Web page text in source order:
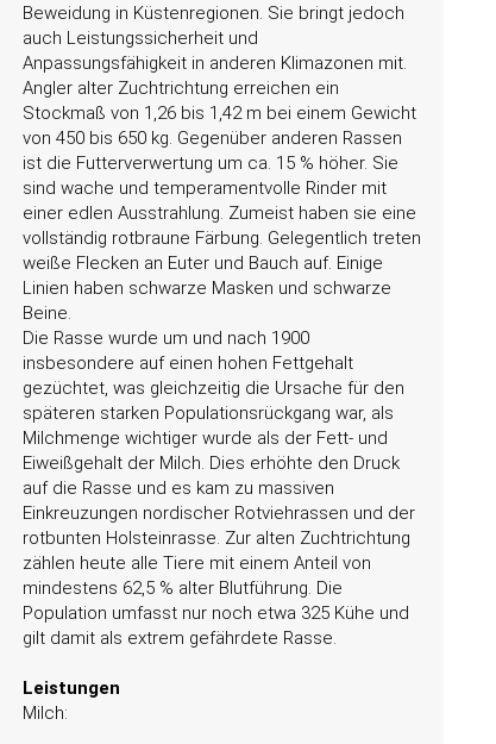
Beweidung in Küstenregionen. Sie bringt jedoch
auch Leistungssicherheit und
Anpassungsfähigkeit in anderen Klimazonen mit.
Angler alter Zuchtrichtung erreichen ein
Stockmaß von 1,26 bis 1,42 m bei einem Gewicht
von 450 bis 650 kg. Gegenüber anderen Rassen
ist die Futterverwertung um ca. 15 % höher. Sie
sind wache und temperamentvolle Rinder mit
einer edlen Ausstrahlung. Zumeist haben sie eine
vollständig rotbraune Färbung. Gelegentlich treten
weiße Flecken an Euter und Bauch auf. Einige
Linien haben schwarze Masken und schwarze
Beine.
Die Rasse wurde um und nach 1900
insbesondere auf einen hohen Fettgehalt
gezüchtet, was gleichzeitig die Ursache für den
späteren starken Populationsrückgang war, als
Milchmenge wichtiger wurde als der Fett- und
Eiweißgehalt der Milch. Dies erhöhte den Druck
auf die Rasse und es kam zu massiven
Einkreuzungen nordischer Rotviehrassen und der
rotbunten Holsteinrasse. Zur alten Zuchtrichtung
zählen heute alle Tiere mit einem Anteil von
mindestens 62,5 % alter Blutführung. Die
Population umfasst nur noch etwa 325 Kühe und
gilt damit als extrem gefährdete Rasse.
Leistungen
Milch: